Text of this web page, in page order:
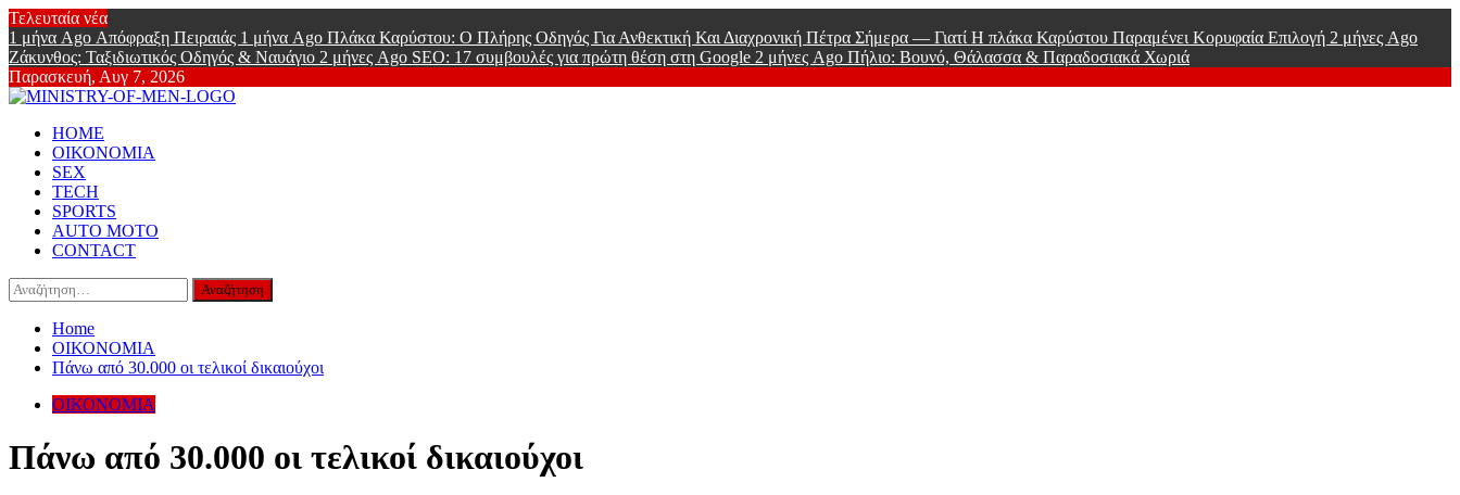
Skip
to
content
Τελευταία νέα
1 μήνα Ago Απόφραξη Πειραιάς 1 μήνα Ago Πλάκα Καρύστου: Ο Πλήρης Οδηγός Για Ανθεκτική Και Διαχρονική Πέτρα Σήμερα — Γιατί Η πλάκα Καρύστου Παραμένει Κορυφαία Επιλογή 2 μήνες Ago
Ζάκυνθος: Ταξιδιωτικός Οδηγός & Ναυάγιο 2 μήνες Ago SEO: 17 συμβουλές για πρώτη θέση στη Google 2 μήνες Ago Πήλιο: Βουνό, Θάλασσα & Παραδοσιακά Χωριά
Παρασκευή, Αυγ 7, 2026
Online Lifestyle περιοδικό για Aνδρες
Primary
Menu
HOME
ΟΙΚΟΝΟΜΙΑ
SEX
TECH
SPORTS
AUTO MOTO
CONTACT
Αναζήτηση
για:
Home
ΟΙΚΟΝΟΜΙΑ
Πάνω από 30.000 οι τελικοί δικαιούχοι
ΟΙΚΟΝΟΜΙΑ
Πάνω από 30.000 οι τελικοί δικαιούχοι